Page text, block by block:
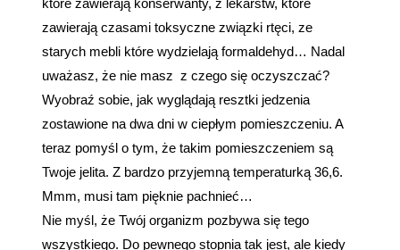
które zawierają konserwanty, z lekarstw, które
zawierają czasami toksyczne związki rtęci, ze
starych mebli które wydzielają formaldehyd… Nadal
uważasz, że nie masz z czego się oczyszczać?
Wyobraź sobie, jak wyglądają resztki jedzenia
zostawione na dwa dni w ciepłym pomieszczeniu. A
teraz pomyśl o tym, że takim pomieszczeniem są
Twoje jelita. Z bardzo przyjemną temperaturką 36,6.
Mmm, musi tam pięknie pachnieć…
Nie myśl, że Twój organizm pozbywa się tego
wszystkiego. Do pewnego stopnia tak jest, ale kiedy